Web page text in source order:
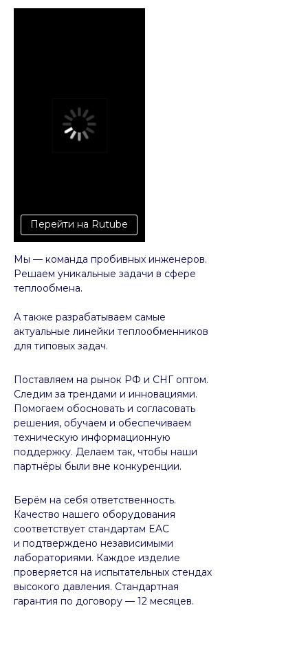
Мы — команда пробивных инженеров.
Решаем уникальные задачи в сфере
теплообмена.
А также разрабатываем самые
актуальные линейки теплообменников
для типовых задач.
Берём на себя ответственность.
Качество нашего оборудования
соответствует стандартам EAC
и подтверждено независимыми
лабораториями. Каждое изделие
проверяется на испытательных стендах
высокого давления. Стандартная
гарантия по договору — 12 месяцев.
Поставляем на рынок РФ и СНГ оптом.
Следим за трендами и инновациями.
Помогаем обосновать и согласовать
решения, обучаем и обеспечиваем
техническую информационную
поддержку. Делаем так, чтобы наши
партнёры были вне конкуренции.
Перейти на Rutube